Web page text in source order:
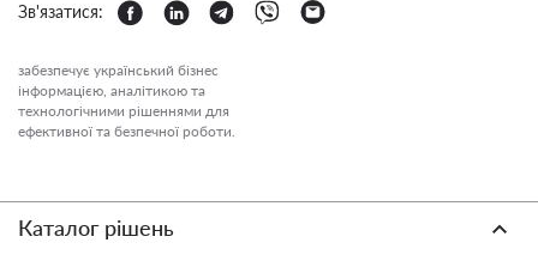
Зв'язатися:
забезпечує український бізнес
інформацією, аналітикою та
технологічними рішеннями для
ефективної та безпечної роботи.
Каталог рішень